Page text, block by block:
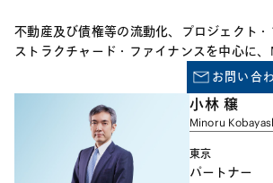
不動産及び債権等の流動化、プロジェクト
ストラクチャード・ファイナンスを中心に
お問い合
小林 穣
Minoru
東京
パートナー